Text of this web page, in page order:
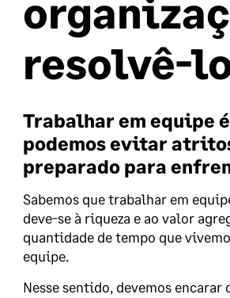
resolvê-
Trabalhar em equipe
podemos evitar
preparado para
Sabemos que trabalhar em
deve-se à riqueza e ao valor
quantidade de tempo que
equipe.
Nesse sentido, devemos